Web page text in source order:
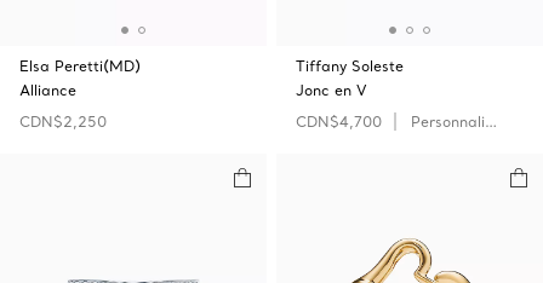
Elsa Peretti(MD)
Alliance
CDN$2,250
Tiffany Soleste
Jonc en V
CDN$4,700
Personnaliser